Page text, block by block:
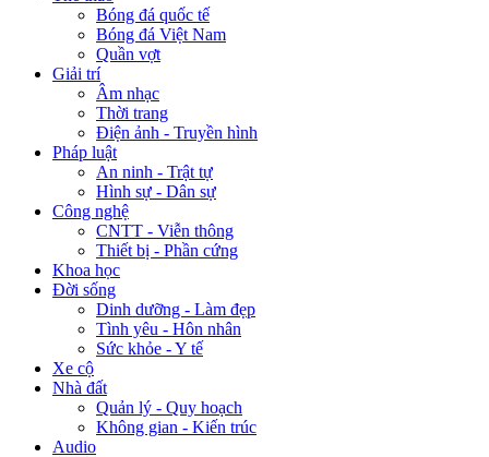
Bóng đá quốc tế
Bóng đá Việt Nam
Quần vợt
Giải trí
Âm nhạc
Thời trang
Điện ảnh - Truyền hình
Pháp luật
An ninh - Trật tự
Hình sự - Dân sự
Công nghệ
CNTT - Viễn thông
Thiết bị - Phần cứng
Khoa học
Đời sống
Dinh dưỡng - Làm đẹp
Tình yêu - Hôn nhân
Sức khỏe - Y tế
Xe cộ
Nhà đất
Quản lý - Quy hoạch
Không gian - Kiến trúc
Audio